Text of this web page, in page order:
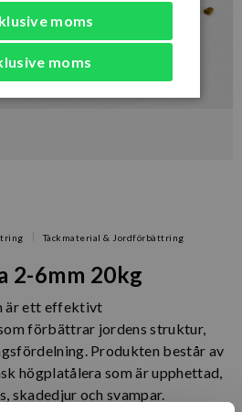
Täckmaterial & Jordförbättring
2-6mm 20kg
är ett effektivt
förbättrar jordens struktur,
Produkten består av
högplatålera som är upphettad,
skadedjur och svampar.
moms
moms